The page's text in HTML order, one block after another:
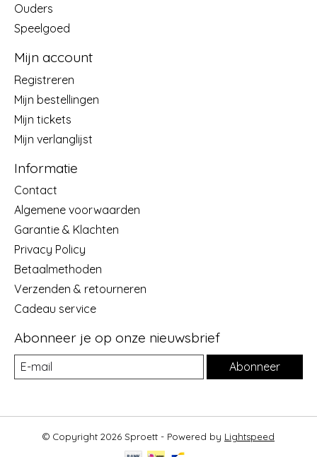
Ouders
Speelgoed
Mijn account
Registreren
Mijn bestellingen
Mijn tickets
Mijn verlanglijst
Informatie
Contact
Algemene voorwaarden
Garantie & Klachten
Privacy Policy
Betaalmethoden
Verzenden & retourneren
Cadeau service
Abonneer je op onze nieuwsbrief
Abonneer
© Copyright 2026 Sproett - Powered by Lightspeed